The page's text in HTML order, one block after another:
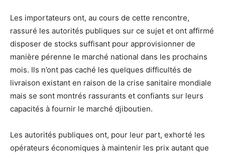
Les importateurs ont, au cours de cette rencontre,
rassuré les autorités publiques sur ce sujet et ont affirmé
disposer de stocks suffisant pour approvisionner de
manière pérenne le marché national dans les prochains
mois. Ils n’ont pas caché les quelques difficultés de
livraison existant en raison de la crise sanitaire mondiale
mais se sont montrés rassurants et confiants sur leurs
capacités à fournir le marché djiboutien.
Les autorités publiques ont, pour leur part, exhorté les
opérateurs économiques à maintenir les prix autant que